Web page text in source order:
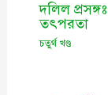
দলিল
তৎপরতা
চতুর্থ খণ্ড